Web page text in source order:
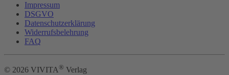
Impressum
DSGVO
Datenschutzerklärung
Widerrufsbelehrung
FAQ
© 2026 VIVITA® Verlag